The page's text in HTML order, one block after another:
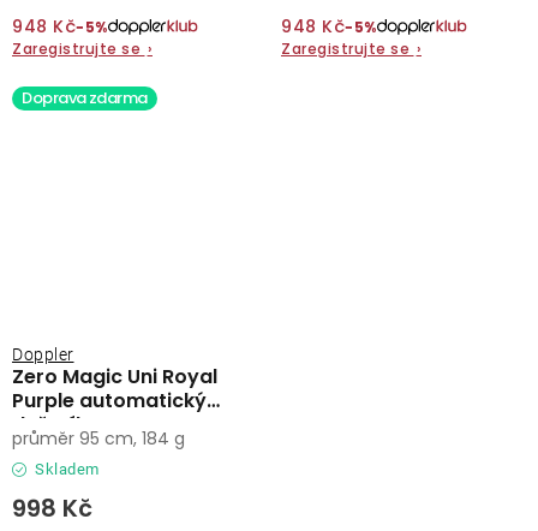
948 Kč−5%
Zaregistrujte se ›
948 Kč−5%
Zaregistrujte se ›
Doprava zdarma
Zero Magic Uni Royal
Purple automatický
deštník
Doppler
Skladem
998 Kč
průměr 95 cm, 184 g